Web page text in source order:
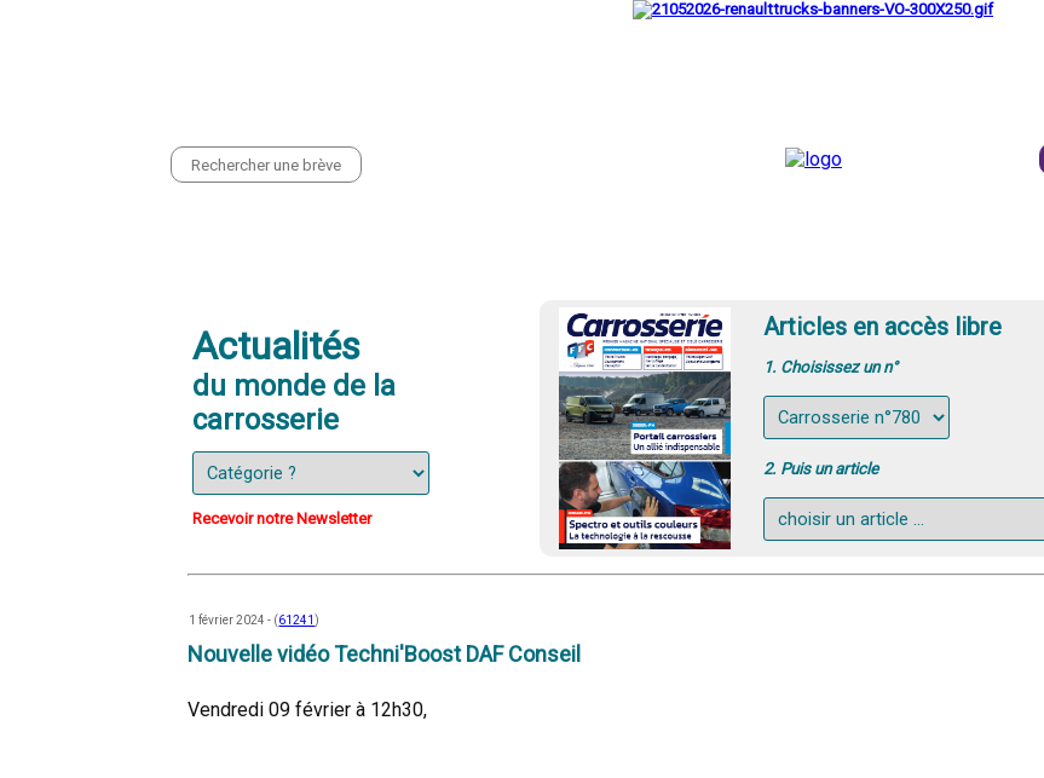
Actualités
du monde de la
carrosserie
Recevoir notre Newsletter
Articles en accès libre
1. Choisissez un n°
2. Puis un article
1 février 2024 - (61241 )
Nouvelle vidéo Techni'Boost DAF Conseil
Vendredi 09 février à 12h30,